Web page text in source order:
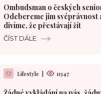
Ombudsman o českých
Odebereme jim svéprávnost
divíme, že přestávají žít
ČÍST DÁLE
Lifestyle | 11347